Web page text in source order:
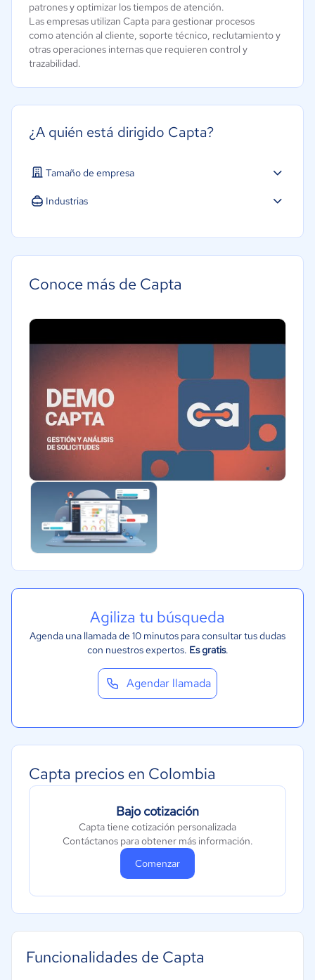
patrones y optimizar los tiempos de atención.
Las empresas utilizan Capta para gestionar procesos
como atención al cliente, soporte técnico, reclutamiento y
otras operaciones internas que requieren control y
trazabilidad.
¿A quién está dirigido Capta?
Tamaño de empresa
Mediana: 50 a 249 trabajadores
Industrias
Seguros
Telecomunicaciones
Financiera
Salud
Automotriz
Recursos Humanos
Conoce más de Capta
Agiliza tu búsqueda
Agenda una llamada de 10 minutos para consultar tus dudas
con nuestros expertos. Es gratis.
Agendar llamada
Capta precios en Colombia
Bajo cotización
Capta tiene cotización personalizada
Contáctanos para obtener más información.
Comenzar
Funcionalidades de Capta